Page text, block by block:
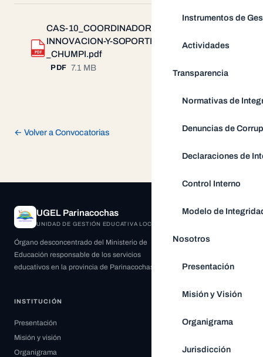
Instrumentos de
Actividades
Transparencia
Normativas de
Denuncias de
Declaraciones de
Control Interno
Modelo de
Nosotros
Presentación
Misión y Visión
Organigrama
Jurisdicción
PDF
CAS-10_COORDINADOR-DE-
INNOVACION-Y-SOPORTE-
_CHUMPI.pdf
PDF 7.1 MB
Descargar
← Volver a Convocatorias
UGEL Parinacochas
UNIDAD DE GESTIÓN EDUCATIVA LOCAL
Órgano desconcentrado del Ministerio de
Educación responsable de los servicios
educativos en la provincia de Parinacochas.
INSTITUCIÓN
Presentación
Misión y visión
Organigrama